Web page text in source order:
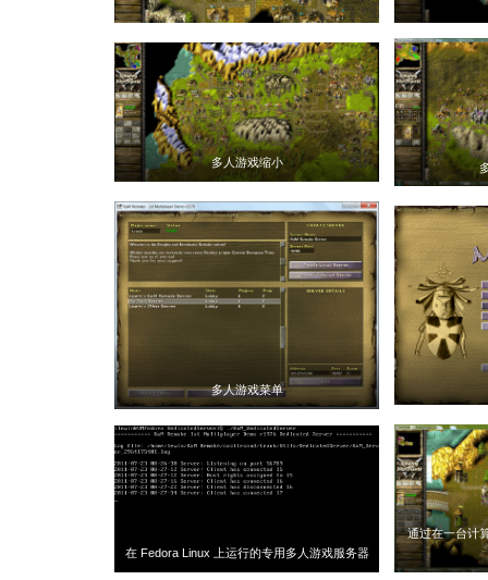
多人游戏缩小
多人游戏菜单
在 Fedora Linux 上运行的专用多人游戏服务器
通过在一台计